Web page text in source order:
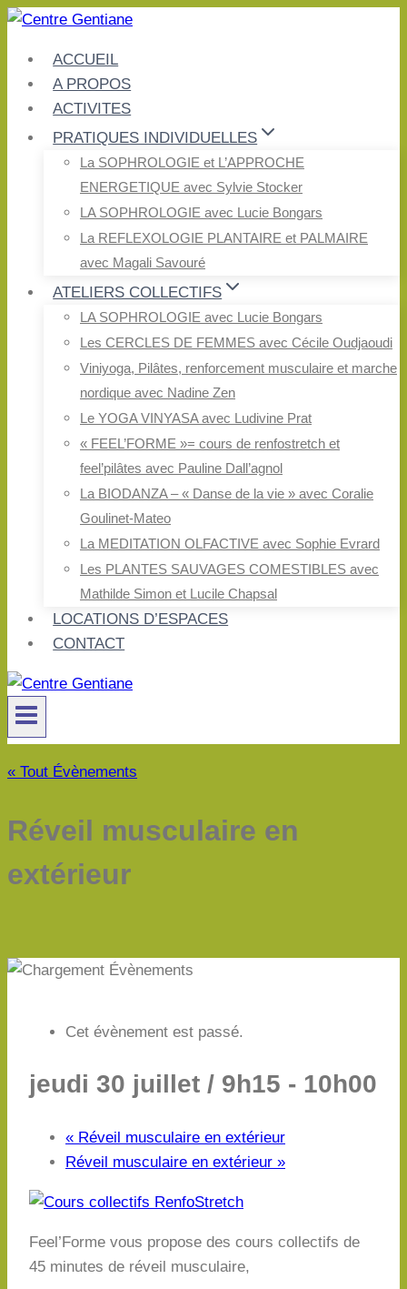
Aller
contenuACCUEIL
A PROPOS
ACTIVITES
PRATIQUES INDIVIDUELLES
La SOPHROLOGIE et L’APPROCHE
ENERGETIQUE avec Sylvie Stocker
LA SOPHROLOGIE avec Lucie Bongars
La REFLEXOLOGIE PLANTAIRE et PALMAIRE
avec Magali Savouré
ATELIERS COLLECTIFS
LA SOPHROLOGIE avec Lucie Bongars
Les CERCLES DE FEMMES avec Cécile Oudjaoudi
Viniyoga, Pilâtes, renforcement musculaire et marche
nordique avec Nadine Zen
Le YOGA VINYASA avec Ludivine Prat
« FEEL’FORME »= cours de renfostretch et
feel’pilâtes avec Pauline Dall’agnol
La BIODANZA – « Danse de la vie » avec Coralie
Goulinet-Mateo
La MEDITATION OLFACTIVE avec Sophie Evrard
Les PLANTES SAUVAGES COMESTIBLES avec
Mathilde Simon et Lucile Chapsal
LOCATIONS D’ESPACES
CONTACT
« Tout Évènements
Réveil musculaire en
extérieur
Cet évènement est passé.
jeudi 30 juillet / 9h15 - 10h00
« Réveil musculaire en extérieur
Réveil musculaire en extérieur »
Feel’Forme vous propose des cours collectifs de
45 minutes de réveil musculaire,